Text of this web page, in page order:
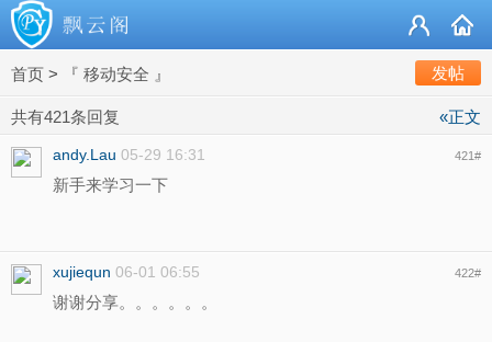
首页 > 『 移动安全 』 发帖
«正文
共有421条回复
andy.Lau 05-29 16:31 421#
新手来学习一下
xujiequn 06-01 06:55 422#
谢谢分享。。。。。。